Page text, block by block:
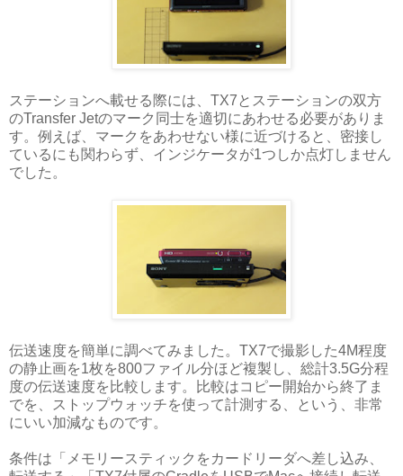
ステーションへ載せる際には、TX7とステーションの双方
のTransfer Jetのマーク同士を適切にあわせる必要がありま
す。例えば、マークをあわせない様に近づけると、密接し
ているにも関わらず、インジケータが1つしか点灯しません
でした。
伝送速度を簡単に調べてみました。TX7で撮影した4M程度
の静止画を1枚を800ファイル分ほど複製し、総計3.5G分程
度の伝送速度を比較します。比較はコピー開始から終了ま
でを、ストップウォッチを使って計測する、という、非常
にいい加減なものです。
条件は「メモリースティックをカードリーダへ差し込み、